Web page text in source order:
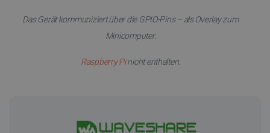
Das Gerät kommuniziert über die GPIO-Pins – als Overlay zum
Minicomputer.
Raspberry Pinicht enthalten.